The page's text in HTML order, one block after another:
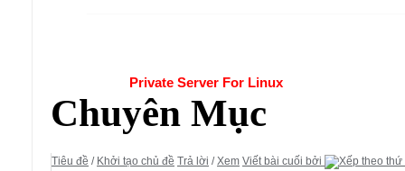
Private Server For Linux
Chuyên Mục
Tiêu đề / Khởi tạo chủ đề Trả lời /Xem Viết bài cuối bởi